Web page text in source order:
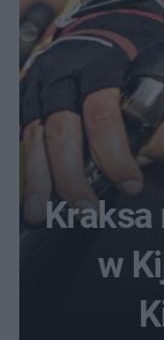
Kraksa
w